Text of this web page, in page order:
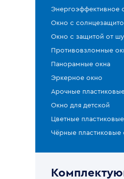
Энергоэффективное
Окно с
Окно с защитой от
Противовзломные
Панорамные окна
Эркерное окно
Арочные
Окно для детской
Цветные
Чёрные пластиковые